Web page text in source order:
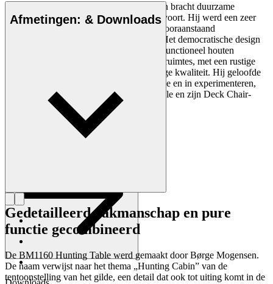
Het creatieve proces van Børge Mogensen bracht duurzame
meubelstukken met de focus op de mens voort. Hij werd een zeer
invloedrijke naoorlogse designer en een vooraanstaand
vertegenwoordiger van Danish Modern. Het democratische design
van Mogensen bestond uit eenvoudig en functioneel houten
meubilair voor zowel privé- als openbare ruimtes, met een rustige
esthetiek en een sterke constructie van hoge kwaliteit. Hij geloofde
in visuele helderheid en minimale decoratie en in experimenteren,
zoals te zien in zijn klassieke Hunting Table en zijn Deck Chair-
Maak kennis met Børge Mogensen
Afmetingen: & Downloads
Gedetailleerd vakmanschap en pure
functie gecombineerd
De BM1160 Hunting Table werd gemaakt door Børge Mogensen.
De naam verwijst naar het thema „Hunting Cabin” van de
tentoonstelling van het gilde, een detail dat ook tot uiting komt in de